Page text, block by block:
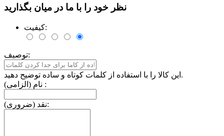
نظر خود را با ما در میان بگذارید
کیفیت:
توصیف:
این کالا را با استفاده از کلمات کوتاه و ساده توضیح دهید.
نام (الزامی) :
نقد (ضروری):